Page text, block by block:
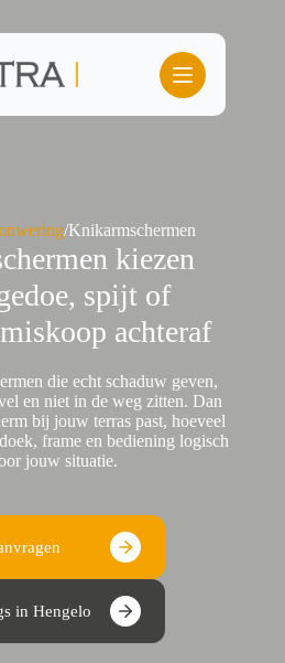
/Knikarmschermen
kiezen
spijt of
achteraf
die echt schaduw geven,
en niet in de weg zitten. Dan
bij jouw terras past, hoeveel
frame en bediening logisch
jouw situatie.
in Hengelo